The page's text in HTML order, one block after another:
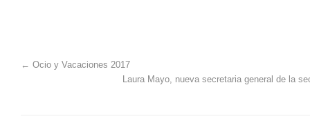
← Ocio y Vacaciones 2017
Laura Mayo, nueva secretaria general de la